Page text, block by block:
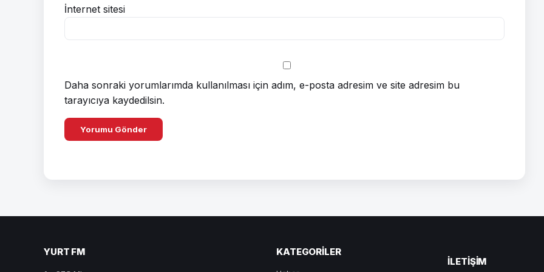
İnternet sitesi
Daha sonraki yorumlarımda kullanılması için adım, e-posta adresim ve site adresim bu
tarayıcıya kaydedilsin.
YURT FM KATEGORILER
ILETIŞIM